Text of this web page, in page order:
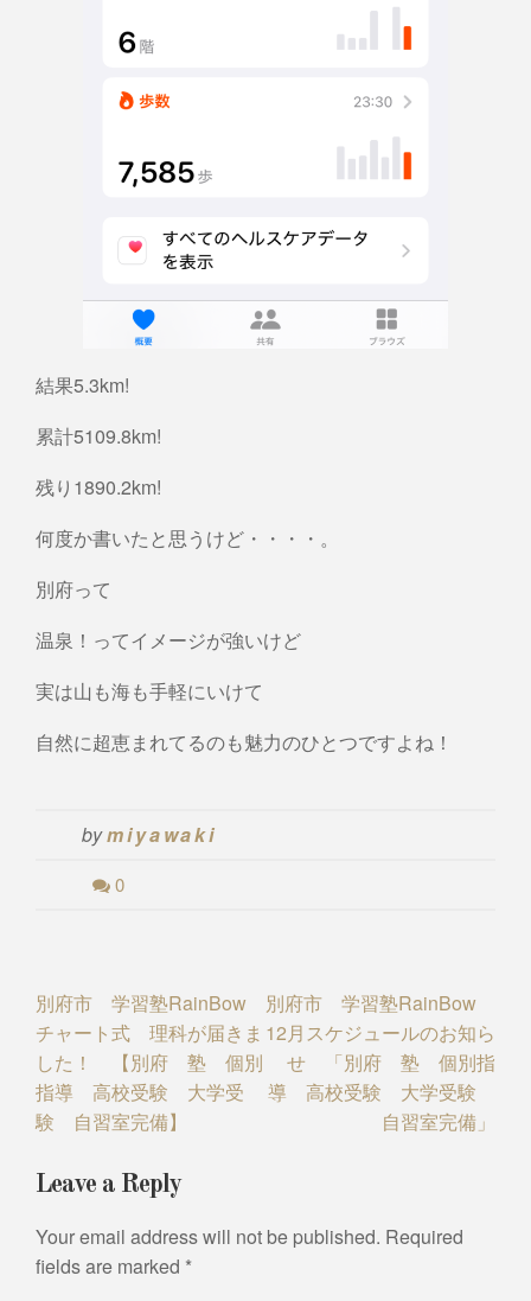
結果5.3km!
累計5109.8km!
残り1890.2km!
何度か書いたと思うけど・・・・。
別府って
温泉！ってイメージが強いけど
実は山も海も手軽にいけて
自然に超恵まれてるのも魅力のひとつですよね！
bymiyawaki
0
Post
navigation
別府市 学習塾RainBow
チャート式 理科が届きま
した！ 【別府 塾 個別
指導 高校受験 大学受
験 自習室完備】
別府市 学習塾RainBow
12月スケジュールのお知ら
せ 「別府 塾 個別指
導 高校受験 大学受験
自習室完備」
Leave a Reply
Your email address will not be published. Required
fields are marked *